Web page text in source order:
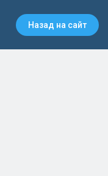
Назад на сайт